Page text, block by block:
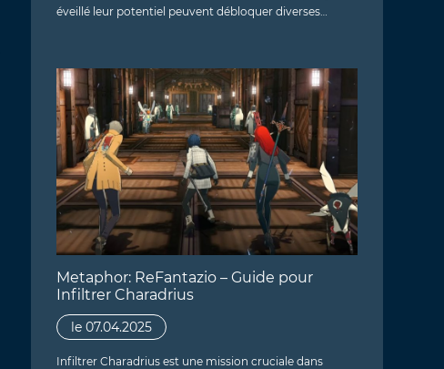
éveillé leur potentiel peuvent débloquer diverses…
Metaphor: ReFantazio – Guide pour
Infiltrer Charadrius
le 07.04.2025
Infiltrer Charadrius est une mission cruciale dans